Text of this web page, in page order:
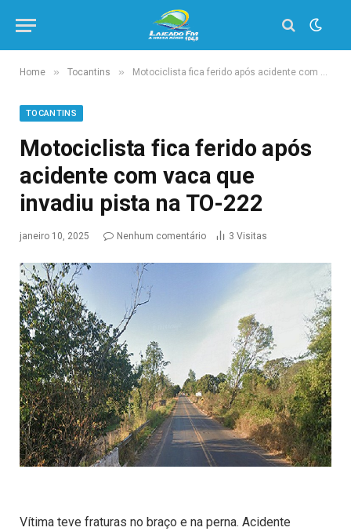
Home » Tocantins » Motociclista fica ferido após acidente com vaca que invadiu pista na TO-222
TOCANTINS
Motociclista fica ferido após
acidente com vaca que
invadiu pista na TO-222
janeiro 10, 2025 Nenhum comentário 3 Visitas
Vítima teve fraturas no braço e na perna. Acidente